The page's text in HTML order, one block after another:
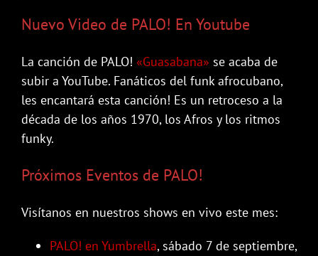
Nuevo Video de PALO! En Youtube
La canción de PALO! «Guasabana» se acaba de
subir a YouTube. Fanáticos del funk afrocubano,
les encantará esta canción! Es un retroceso a la
década de los años 1970, los Afros y los ritmos
funky.
Próximos Eventos de PALO!
Visítanos en nuestros shows en vivo este mes:
PALO! en Yumbrella, sábado 7 de septiembre,